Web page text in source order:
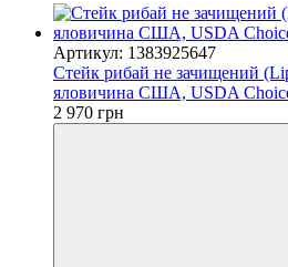
Артикул: 1383925647
Стейк рибай не зачищений
яловичина США, USDA
2 970 грн